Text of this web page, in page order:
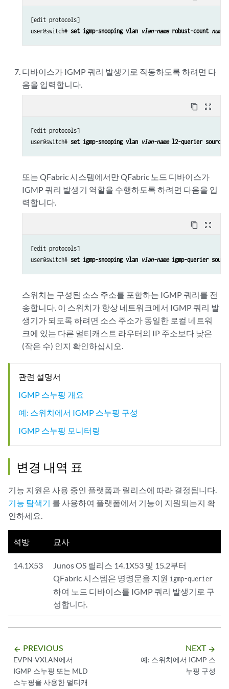
[edit protocols]
user@switch# set igmp-snooping vlan vlan-name robust-count
디바이스가 IGMP 쿼리 발생기로 작동하도록 하려면 다
음을 입력합니다.
content_copy zoom_out_map
[edit protocols]
user@switch# set igmp-snooping vlan vlan-name l2-querier source-
또는 QFabric 시스템에서만 QFabric 노드 디바이스가
IGMP 쿼리 발생기 역할을 수행하도록 하려면 다음을 입
력합니다.
content_copy zoom_out_map
[edit protocols]
user@switch# set igmp-snooping vlan vlan-name igmp-querier
스위치는 구성된 소스 주소를 포함하는 IGMP 쿼리를 전
송합니다. 이 스위치가 항상 네트워크에서 IGMP 쿼리 발
생기가 되도록 하려면 소스 주소가 동일한 로컬 네트워
크에 있는 다른 멀티캐스트 라우터의 IP 주소보다 낮은
(작은 수) 인지 확인하십시오.
관련 설명서
IGMP 스누핑 개요
예: 스위치에서 IGMP 스누핑 구성
IGMP 스누핑 모니터링
변경 내역 표
기능 지원은 사용 중인 플랫폼과 릴리스에 따라 결정됩니다.
기능 탐색기 를 사용하여 플랫폼에서 기능이 지원되는지 확
인하세요.
석방 묘사
14.1X53
Junos OS 릴리스 14.1X53 및 15.2부터
QFabric 시스템은 명령문을 지원 igmp-querier
하여 노드 디바이스를 IGMP 쿼리 발생기로 구
성합니다.
arrow_backward PREVIOUS
EVPN-VXLAN에서
IGMP 스누핑 또는 MLD
스누핑을 사용한 멀티캐
NEXT arrow_forward
예: 스위치에서 IGMP 스
누핑 구성